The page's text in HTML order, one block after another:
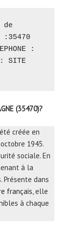
de
:35470
:
: SITE
(35470)?
créée en
1945.
sociale. En
à la
. Présente dans
français, elle
à chaque